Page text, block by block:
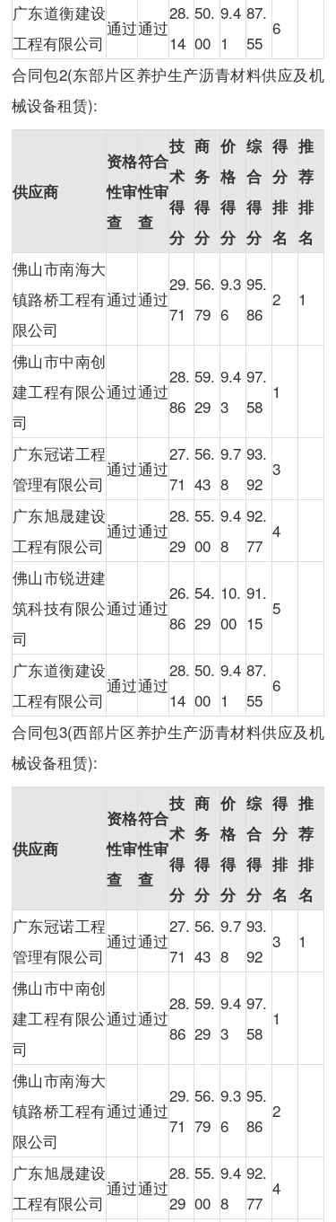
广东道衡建设
工程有限公司
通过通过
28.
14
50.
00
9.4
1
87.
55
6
合同包2(东部片区养护生产沥青材料供应及机
械设备租赁):
供应商
资格
性审
查
符合
性审
查
技
术
得
分
商
务
得
分
价
格
得
分
综
合
得
分
得
分
排
名
推
荐
排
名
佛山市南海大
镇路桥工程有
限公司
通过通过
29.
71
56.
79
9.3
6
95.
86
2 1
佛山市中南创
建工程有限公
司
通过通过
28.
86
59.
29
9.4
3
97.
58
1
广东冠诺工程
管理有限公司
通过通过
27.
71
56.
43
9.7
8
93.
92
3
广东旭晟建设
工程有限公司
通过通过
28.
29
55.
00
9.4
8
92.
77
4
佛山市锐进建
筑科技有限公
司
通过通过
26.
86
54.
29
10.
00
91.
15
5
广东道衡建设
工程有限公司
通过通过
28.
14
50.
00
9.4
1
87.
55
6
合同包3(西部片区养护生产沥青材料供应及机
械设备租赁):
供应商
资格
性审
查
符合
性审
查
技
术
得
分
商
务
得
分
价
格
得
分
综
合
得
分
得
分
排
名
推
荐
排
名
广东冠诺工程
管理有限公司
通过通过
27.
71
56.
43
9.7
8
93.
92
3 1
佛山市中南创
建工程有限公
司
通过通过
28.
86
59.
29
9.4
3
97.
58
1
佛山市南海大
镇路桥工程有
限公司
通过通过
29.
71
56.
79
9.3
6
95.
86
2
广东旭晟建设
工程有限公司
通过通过
28.
29
55.
00
9.4
8
92.
77
4